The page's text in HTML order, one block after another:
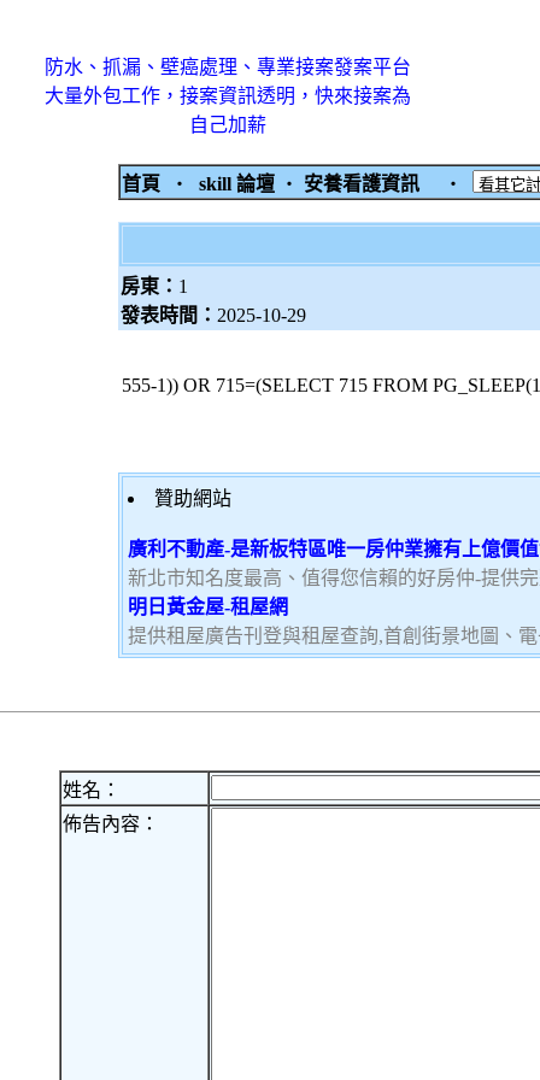
防水、抓漏、壁癌處理、專業接案發案平台
大量外包工作，接案資訊透明，快來接案為
自己加薪
首頁 ‧ skill 論壇 ‧ 安養看護資訊 ‧
房東： 1
發表時間： 2025-10-29
555-1)) OR 715=(SELECT 715 FROM
贊助網站
廣利不動產-是新板特區唯一房仲業擁有上億價
新北市知名度最高、值得您信賴的好房仲-提供
明日黃金屋-租屋網
提供租屋廣告刊登與租屋查詢,首創街景地圖、
姓名：
佈告內容：